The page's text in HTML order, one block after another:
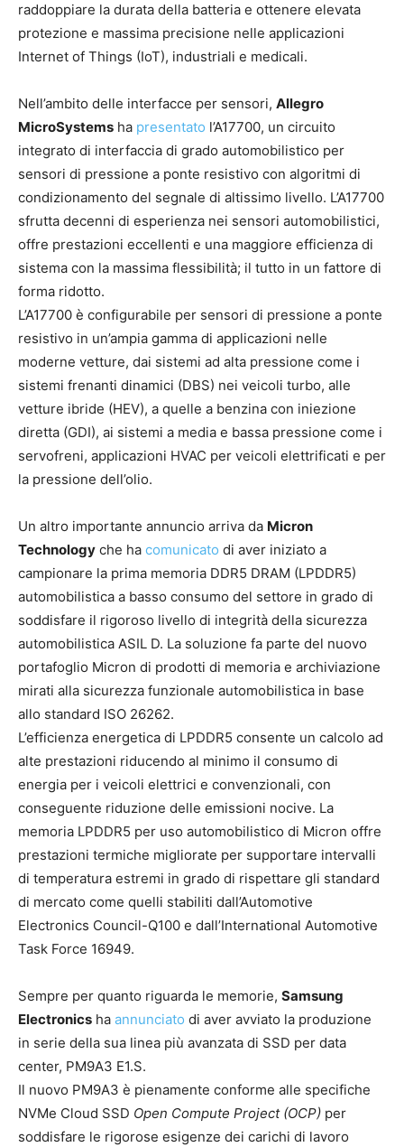
raddoppiare la durata della batteria e ottenere elevata
protezione e massima precisione nelle applicazioni
Internet of Things (IoT), industriali e medicali.
Nell’ambito delle interfacce per sensori, Allegro
MicroSystems ha presentato l’A17700, un circuito
integrato di interfaccia di grado automobilistico per
sensori di pressione a ponte resistivo con algoritmi di
condizionamento del segnale di altissimo livello. L’A17700
sfrutta decenni di esperienza nei sensori automobilistici,
offre prestazioni eccellenti e una maggiore efficienza di
sistema con la massima flessibilità; il tutto in un fattore di
forma ridotto.
L’A17700 è configurabile per sensori di pressione a ponte
resistivo in un’ampia gamma di applicazioni nelle
moderne vetture, dai sistemi ad alta pressione come i
sistemi frenanti dinamici (DBS) nei veicoli turbo, alle
vetture ibride (HEV), a quelle a benzina con iniezione
diretta (GDI), ai sistemi a media e bassa pressione come i
servofreni, applicazioni HVAC per veicoli elettrificati e per
la pressione dell’olio.
Un altro importante annuncio arriva da Micron
Technology che ha comunicato di aver iniziato a
campionare la prima memoria DDR5 DRAM (LPDDR5)
automobilistica a basso consumo del settore in grado di
soddisfare il rigoroso livello di integrità della sicurezza
automobilistica ASIL D. La soluzione fa parte del nuovo
portafoglio Micron di prodotti di memoria e archiviazione
mirati alla sicurezza funzionale automobilistica in base
allo standard ISO 26262.
L’efficienza energetica di LPDDR5 consente un calcolo ad
alte prestazioni riducendo al minimo il consumo di
energia per i veicoli elettrici e convenzionali, con
conseguente riduzione delle emissioni nocive. La
memoria LPDDR5 per uso automobilistico di Micron offre
prestazioni termiche migliorate per supportare intervalli
di temperatura estremi in grado di rispettare gli standard
di mercato come quelli stabiliti dall’Automotive
Electronics Council-Q100 e dall’International Automotive
Task Force 16949.
Sempre per quanto riguarda le memorie, Samsung
Electronics ha annunciato di aver avviato la produzione
in serie della sua linea più avanzata di SSD per data
center, PM9A3 E1.S.
Il nuovo PM9A3 è pienamente conforme alle specifiche
NVMe Cloud SSD Open Compute Project (OCP) per
soddisfare le rigorose esigenze dei carichi di lavoro